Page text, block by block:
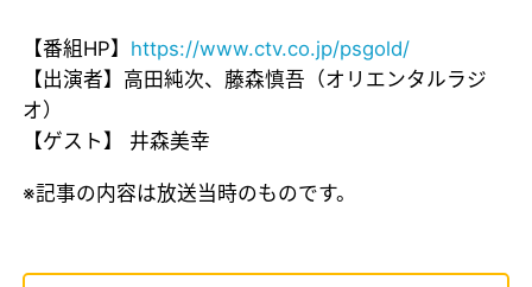
【番組HP】 https://www.ctv.co.jp/psgold/
【出演者】高田純次、藤森慎吾（オリエンタルラジ
オ）
【ゲスト】 井森美幸
※記事の内容は放送当時のものです。